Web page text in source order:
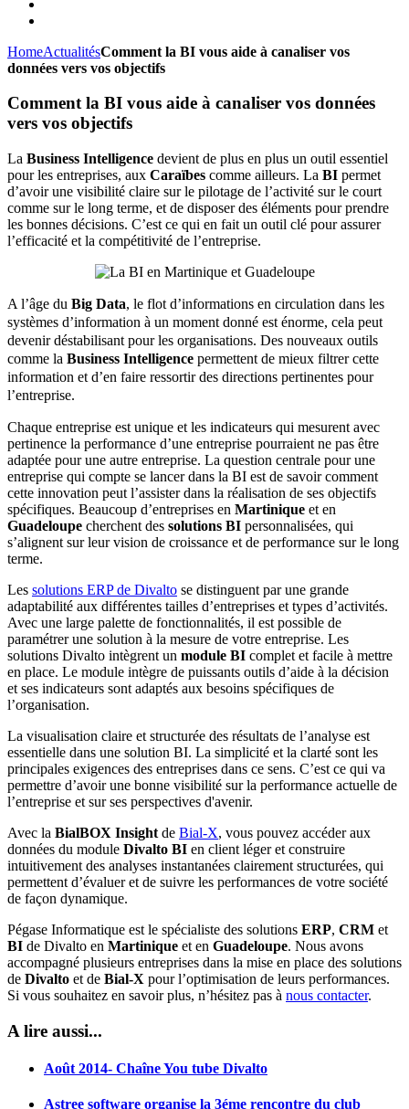
HomeActualitésComment la BI vous aide à canaliser vos
données vers vos objectifs
Comment la BI vous aide à canaliser vos données
vers vos objectifs
La Business Intelligence devient de plus en plus un outil essentiel
pour les entreprises, aux Caraïbes comme ailleurs. La BI permet
d’avoir une visibilité claire sur le pilotage de l’activité sur le court
comme sur le long terme, et de disposer des éléments pour prendre
les bonnes décisions. C’est ce qui en fait un outil clé pour assurer
l’efficacité et la compétitivité de l’entreprise.
A l’âge du Big Data, le flot d’informations en circulation dans les
systèmes d’information à un moment donné est énorme, cela peut
devenir déstabilisant pour les organisations. Des nouveaux outils
comme la Business Intelligence permettent de mieux filtrer cette
information et d’en faire ressortir des directions pertinentes pour
l’entreprise.
Chaque entreprise est unique et les indicateurs qui mesurent avec
pertinence la performance d’une entreprise pourraient ne pas être
adaptée pour une autre entreprise. La question centrale pour une
entreprise qui compte se lancer dans la BI est de savoir comment
cette innovation peut l’assister dans la réalisation de ses objectifs
spécifiques. Beaucoup d’entreprises en Martinique et en
Guadeloupe cherchent des solutions BI personnalisées, qui
s’alignent sur leur vision de croissance et de performance sur le long
terme.
Les solutions ERP de Divalto se distinguent par une grande
adaptabilité aux différentes tailles d’entreprises et types d’activités.
Avec une large palette de fonctionnalités, il est possible de
paramétrer une solution à la mesure de votre entreprise. Les
solutions Divalto intègrent un module BI complet et facile à mettre
en place. Le module intègre de puissants outils d’aide à la décision
et ses indicateurs sont adaptés aux besoins spécifiques de
l’organisation.
La visualisation claire et structurée des résultats de l’analyse est
essentielle dans une solution BI. La simplicité et la clarté sont les
principales exigences des entreprises dans ce sens. C’est ce qui va
permettre d’avoir une bonne visibilité sur la performance actuelle de
l’entreprise et sur ses perspectives d'avenir.
Avec la BialBOX Insight de Bial-X, vous pouvez accéder aux
données du module Divalto BI en client léger et construire
intuitivement des analyses instantanées clairement structurées, qui
permettent d’évaluer et de suivre les performances de votre société
de façon dynamique.
Pégase Informatique est le spécialiste des solutions ERP, CRM et
BI de Divalto en Martinique et en Guadeloupe. Nous avons
accompagné plusieurs entreprises dans la mise en place des solutions
de Divalto et de Bial-X pour l’optimisation de leurs performances.
Si vous souhaitez en savoir plus, n’hésitez pas à nous contacter.
A lire aussi...
Août 2014- Chaîne You tube Divalto
Astree software organise la 3éme rencontre du club